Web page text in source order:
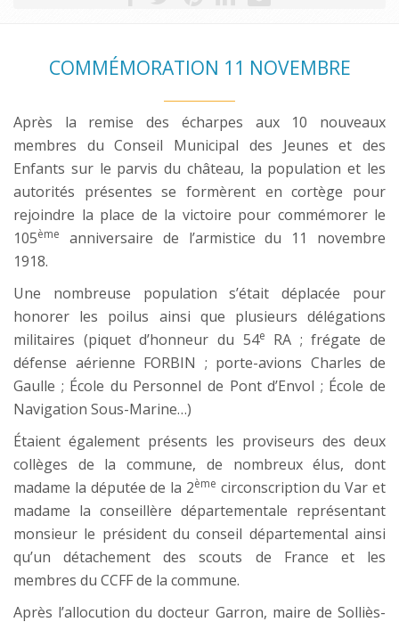
COMMÉMORATION 11 NOVEMBRE
Après la remise des écharpes aux 10 nouveaux
membres du Conseil Municipal des Jeunes et des
Enfants sur le parvis du château, la population et les
autorités présentes se formèrent en cortège pour
rejoindre la place de la victoire pour commémorer le
105ème
anniversaire de l’armistice du 11 novembre
1918.
Une nombreuse population s’était déplacée pour
honorer les poilus ainsi que plusieurs délégations
militaires (piquet d’honneur du 54e
RA ; frégate de
défense aérienne FORBIN ; porte-avions Charles de
Gaulle ; École du Personnel de Pont d’Envol ; École de
Navigation Sous-Marine…)
Étaient également présents les proviseurs des deux
collèges de la commune, de nombreux élus, dont
madame la députée de la 2ème circonscription du Var et
madame la conseillère départementale représentant
monsieur le président du conseil départemental ainsi
qu’un détachement des scouts de France et les
membres du CCFF de la commune.
Après l’allocution du docteur Garron, maire de Solliès-